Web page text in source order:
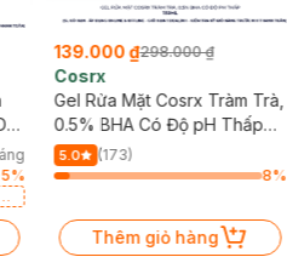
%
139.000 ₫298.000 ₫
Cosrx
Gel Rửa Mặt Cosrx Tràm Trà,
0.5% BHA Có Độ pH Thấp
150ml
5.0
(173)
8%
Thêm giỏ hàng